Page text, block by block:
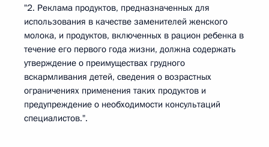
"2. Реклама продуктов, предназначенных для
использования в качестве заменителей женского
молока, и продуктов, включенных в рацион ребенка в
течение его первого года жизни, должна содержать
утверждение о преимуществах грудного
вскармливания детей, сведения о возрастных
ограничениях применения таких продуктов и
предупреждение о необходимости консультаций
специалистов.".